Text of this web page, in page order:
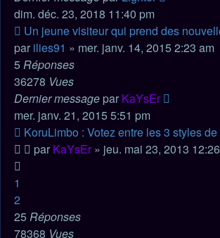
dim. déc. 23, 2018 11:40 pm
Un jeune visiteur qui prend des
par ilies91 » mer. janv. 14, 2015 2:23 am
5Réponses
36278 Vues
Dernier message par KaYsEr
mer. janv. 21, 2015 5:51 pm
KoruLimbo : Votez entre les 3 styles
par KaYsEr» jeu. mai 23, 2013
1
2
25Réponses
78368 Vues